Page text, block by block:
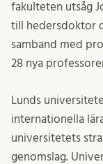
fakulteten utsåg
till hedersdoktor
samband med
28 nya
Lunds
internationella
universitetets
genomslag.